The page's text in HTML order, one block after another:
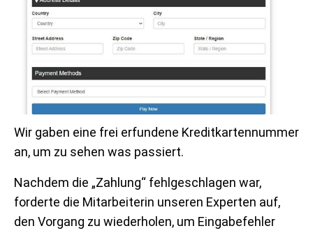
Wir gaben eine frei erfundene Kreditkartennummer
an, um zu sehen was passiert.
Nachdem die „Zahlung“ fehlgeschlagen war,
forderte die Mitarbeiterin unseren Experten auf,
den Vorgang zu wiederholen, um Eingabefehler